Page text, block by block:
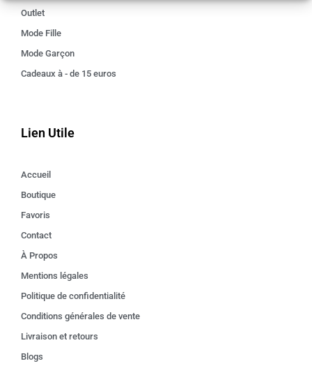
Outlet
Mode Fille
Mode Garçon
Cadeaux à - de 15 euros
Lien Utile
Accueil
Boutique
Favoris
Contact
À Propos
Mentions légales
Politique de confidentialité
Conditions générales de vente
Livraison et retours
Blogs